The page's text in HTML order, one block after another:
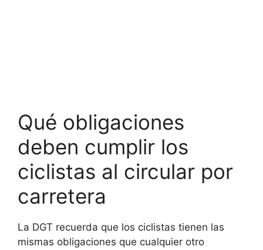
Qué obligaciones
deben cumplir los
ciclistas al circular por
carretera
La DGT recuerda que los ciclistas tienen las
mismas obligaciones que cualquier otro